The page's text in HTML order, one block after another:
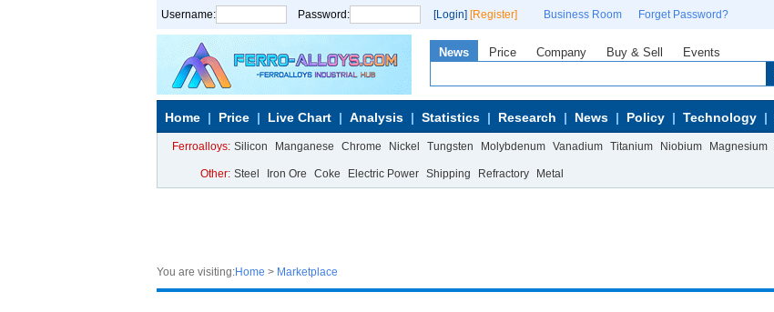
Username: Password: [Login] [Register] Business Room Forget Password?
News Price Company Buy & Sell Events
Home Price Live Chart Analysis Statistics Research News Policy Technology
Ferroalloys: Silicon Manganese Chrome Nickel Tungsten Molybdenum Vanadium Titanium Niobium Magnesium
Other: Steel Iron Ore Coke Electric Power Shipping Refractory Metal
You are visiting:Home > Marketplace